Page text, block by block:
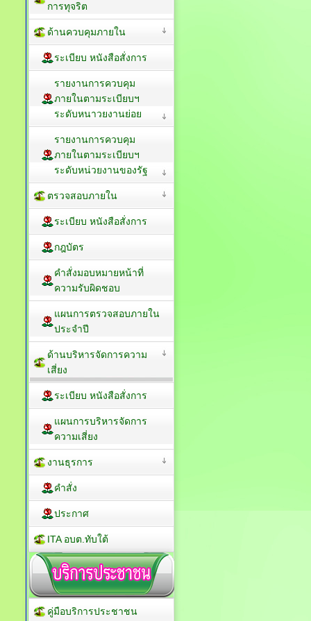
การทุจริต
ด้านควบคุมภายใน
ระเบียบ หนังสือสั่งการ
รายงานการควบคุม
ภายในตามระเบียบฯ
ระดับหนาวยงานย่อย
รายงานการควบคุม
ภายในตามระเบียบฯ
ระดับหน่วยงานของรัฐ
ตรวจสอบภายใน
ระเบียบ หนังสือสั่งการ
กฎบัตร
คำสั่งมอบหมายหน้าที่
ความรับผิดชอบ
แผนการตรวจสอบภายใน
ประจำปี
ด้านบริหารจัดการความ
เสี่ยง
ระเบียบ หนังสือสั่งการ
แผนการบริหารจัดการ
ความเสี่ยง
งานธุรการ
คำสั่ง
ประกาศ
ITA อบต.ทับใต้
คู่มือบริการประชาชน